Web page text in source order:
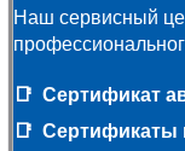
Наш сервисный
Сертификат
Сертификаты